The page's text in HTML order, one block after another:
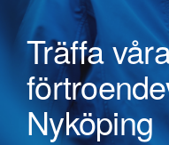
Träffa
Nyköping